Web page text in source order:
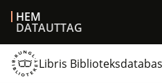
HEM
DATAUTTAG
Libris